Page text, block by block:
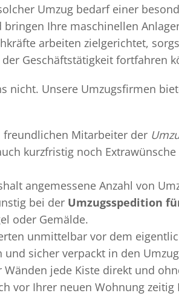
Umzug bedarf einer
Ihre maschinellen
arbeiten zielgerichtet,
Geschäftstätigkeit fortfahren
Unsere Umzugsfirmen
freundlichen Mitarbeiter der
kurzfristig noch
angemessene Anzahl von
bei der Umzugsspedition
oder Gemälde.
unmittelbar vor dem
sicher verpackt in den
jede Kiste direkt und
vor Ihrer neuen Wohnung zeitig